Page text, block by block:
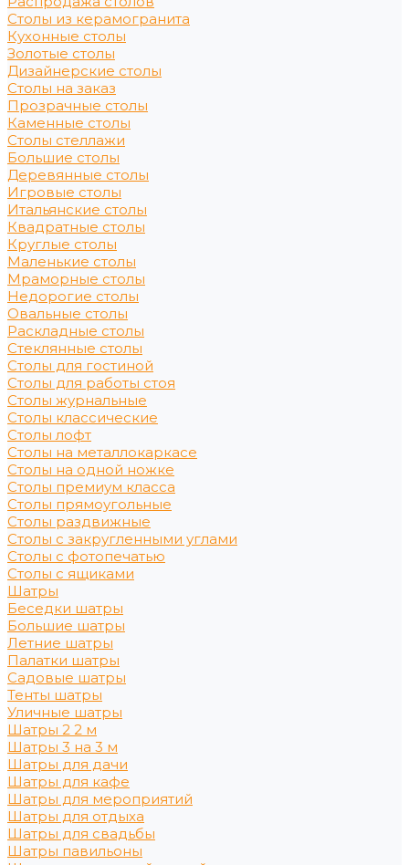
Столы из керамогранита
Кухонные столы
Золотые столы
Дизайнерские столы
Столы на заказ
Прозрачные столы
Каменные столы
Столы стеллажи
Большие столы
Деревянные столы
Игровые столы
Итальянские столы
Квадратные столы
Круглые столы
Маленькие столы
Мраморные столы
Недорогие столы
Овальные столы
Раскладные столы
Стеклянные столы
Столы для гостиной
Столы для работы стоя
Столы журнальные
Столы классические
Столы лофт
Столы на металлокаркасе
Столы на одной ножке
Столы премиум класса
Столы прямоугольные
Столы раздвижные
Столы с закругленными углами
Столы с фотопечатью
Столы с ящиками
Шатры
Беседки шатры
Большие шатры
Летние шатры
Палатки шатры
Садовые шатры
Тенты шатры
Уличные шатры
Шатры 2 2 м
Шатры 3 на 3 м
Шатры для дачи
Шатры для кафе
Шатры для мероприятий
Шатры для отдыха
Шатры для свадьбы
Шатры павильоны